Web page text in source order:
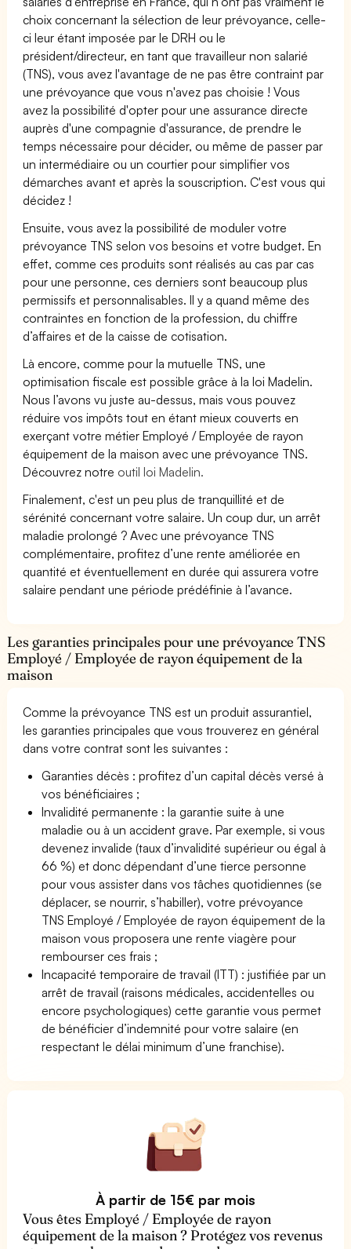
choix concernant la sélection de leur prévoyance, celle-
ci leur étant imposée par le DRH ou le
président/directeur, en tant que travailleur non salarié
(TNS), vous avez l'avantage de ne pas être contraint par
une prévoyance que vous n'avez pas choisie ! Vous
avez la possibilité d'opter pour une assurance directe
auprès d'une compagnie d'assurance, de prendre le
temps nécessaire pour décider, ou même de passer par
un intermédiaire ou un courtier pour simplifier vos
démarches avant et après la souscription. C'est vous qui
décidez !
Ensuite, vous avez la possibilité de moduler votre
prévoyance TNS selon vos besoins et votre budget. En
effet, comme ces produits sont réalisés au cas par cas
pour une personne, ces derniers sont beaucoup plus
permissifs et personnalisables. Il y a quand même des
contraintes en fonction de la profession, du chiffre
d’affaires et de la caisse de cotisation.
Là encore, comme pour la mutuelle TNS, une
optimisation fiscale est possible grâce à la loi Madelin.
Nous l’avons vu juste au-dessus, mais vous pouvez
réduire vos impôts tout en étant mieux couverts en
exerçant votre métier Employé / Employée de rayon
équipement de la maison avec une prévoyance TNS.
Découvrez notre outil loi Madelin.
Finalement, c'est un peu plus de tranquillité et de
sérénité concernant votre salaire. Un coup dur, un arrêt
maladie prolongé ? Avec une prévoyance TNS
complémentaire, profitez d’une rente améliorée en
quantité et éventuellement en durée qui assurera votre
salaire pendant une période prédéfinie à l’avance.
Les garanties principales pour une prévoyance TNS
Employé / Employée de rayon équipement de la
maison
Comme la prévoyance TNS est un produit assurantiel,
les garanties principales que vous trouverez en général
dans votre contrat sont les suivantes :
Garanties décès : profitez d’un capital décès versé à
vos bénéficiaires ;
Invalidité permanente : la garantie suite à une
maladie ou à un accident grave. Par exemple, si vous
devenez invalide (taux d’invalidité supérieur ou égal à
66 %) et donc dépendant d’une tierce personne
pour vous assister dans vos tâches quotidiennes (se
déplacer, se nourrir, s’habiller), votre prévoyance
TNS Employé / Employée de rayon équipement de la
maison vous proposera une rente viagère pour
rembourser ces frais ;
Incapacité temporaire de travail (ITT) : justifiée par un
arrêt de travail (raisons médicales, accidentelles ou
encore psychologiques) cette garantie vous permet
de bénéficier d’indemnité pour votre salaire (en
respectant le délai minimum d’une franchise).
À partir de 15€ par mois
Vous êtes Employé / Employée de rayon
équipement de la maison ? Protégez vos revenus